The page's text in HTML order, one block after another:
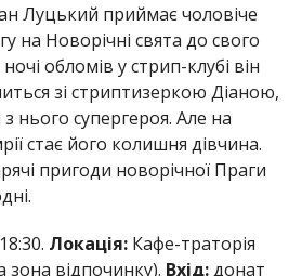
Луцький приймає чоловіче
на Новорічні свята до свого
обломів у стрип-клубі він
зі стриптизеркою Діаною,
нього супергероя. Але на
стає його колишня дівчина.
пригоди новорічної Праги
Локація:Кафе-траторія
зона відпочинку). Вхід:донат